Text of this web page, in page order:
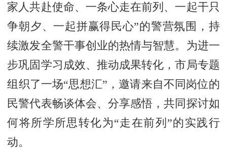
家人共赴使命、一条心走在前列、一起干只
争朝夕、一起拼赢得民心”的警营氛围，持
续激发全警干事创业的热情与智慧。为进一
步巩固学习成效、推动成果转化，市局专题
组织了一场“思想汇”，邀请来自不同岗位的
民警代表畅谈体会、分享感悟，共同探讨如
何将所学所思转化为“走在前列”的实践行
动。